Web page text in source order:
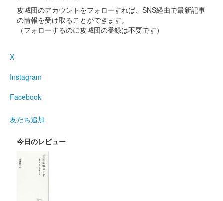
岡豊城 御城印 令和5年 らんまんバージョン第2弾
配布終了
金木犀、冬桜、シュウメイ菊など秋の岡豊城に咲く花が添えられ
岡豊城 御城印
配布終了
令和5年度 岡豊山スタンプラリーの景品としてもらえる。
岡豊城 御城印
攻城団のアカウントをフォローすれば、SNS経由で最新記事
の情報を受け取ることができます。
（フォローするのに攻城団の登録は不要です）
X
Instagram
Facebook
友だち追加
今日のレビュー